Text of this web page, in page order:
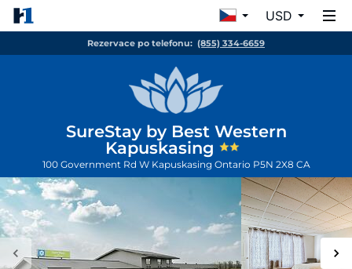
USD
Rezervace po telefonu: (855) 334-6659
SureStay by Best Western
Kapuskasing
100 Government Rd W Kapuskasing Ontario P5N 2X8 CA